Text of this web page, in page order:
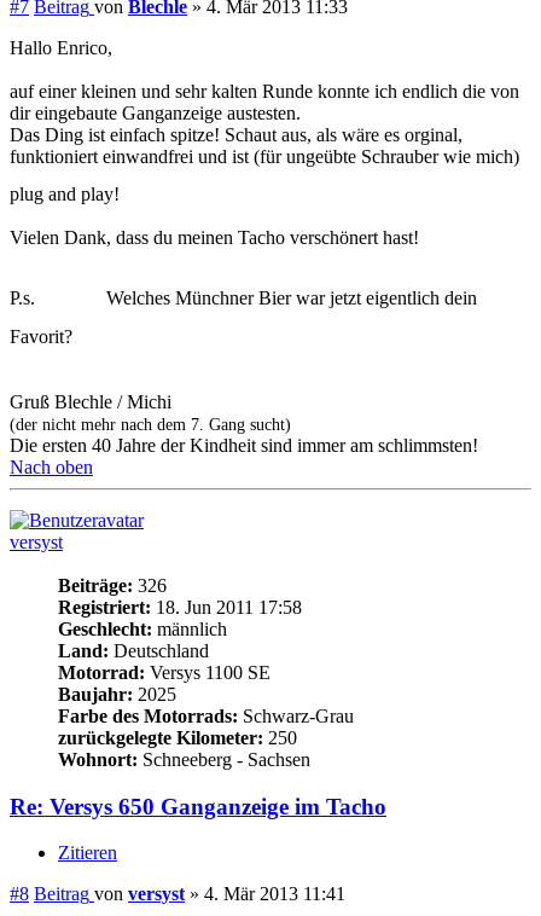
plug and play!
Vielen Dank, dass du meinen Tacho verschönert hast!
P.s.
Welches Münchner Bier war jetzt eigentlich dein
Favorit?
(der nicht mehr nach dem 7. Gang sucht)
Nach oben
Geschlecht:männlich
Land:Deutschland
Motorrad:Versys 1100 SE
Baujahr:
Farbe des Motorrads:Schwarz-Grau
zurückgelegte Kilometer:
Wohnort:
Re: Versys 650 Ganganzeige im Tacho
Zitieren
Beitrag vonversyst» 4. Mär 2013 11:41
Grüß dich @Michi,
schön das dir der Einbau zusagt.
Vorauswahl des Absenders.
Grüße aus dem Erzgebirge - Enrico
Versys 650 - Ganganzeige im Tacho
Versys 1000 - Ganganzeige im Tacho